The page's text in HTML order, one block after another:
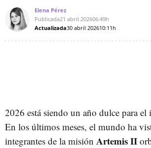
Elena Pérez
Publicada21 abril 202606:49h
Actualizada30 abril 202610:11h
2026 está siendo un año dulce para
En los últimos meses, el mundo ha
integrantes de la misión ArtemisII